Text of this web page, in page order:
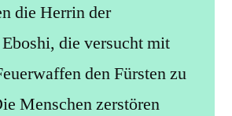
die Herrin der
die versucht mit
den Fürsten zu
Menschen zerstören